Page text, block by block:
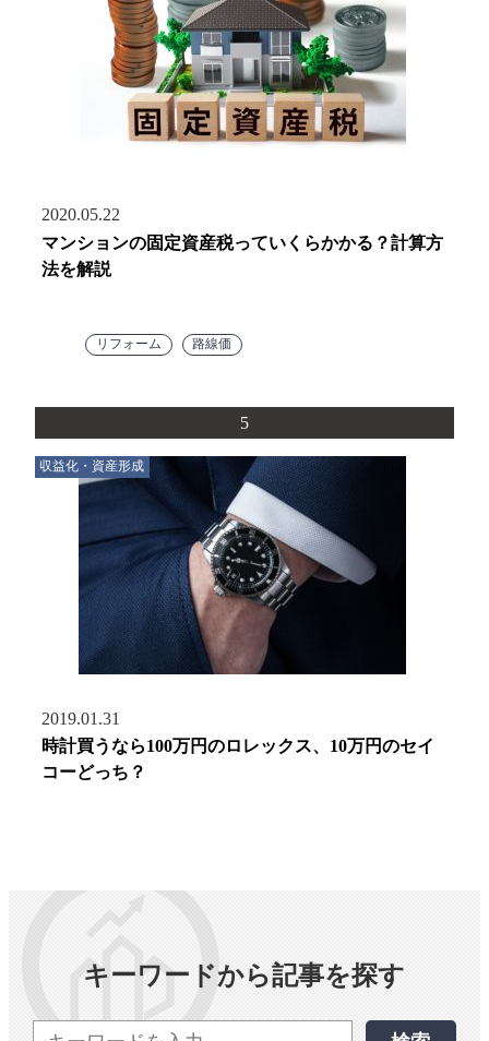
2020.05.22
マンションの固定資産税っていくらかかる？計算方
法を解説
リフォーム 路線価
5
収益化・資産形成
2019.01.31
時計買うなら100万円のロレックス、10万円のセイ
コーどっち？
キーワードから記事を探す